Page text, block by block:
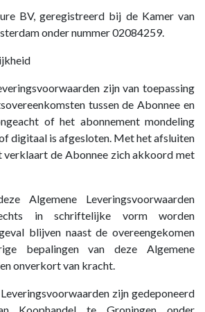
BV, geregistreerd bij de Kamer van
onder nummer 02084259.
zijn van toepassing
tussen de Abonnee en
of het abonnement mondeling
digitaal is afgesloten. Met het afsluiten
verklaart de Abonnee zich akkoord met
Algemene Leveringsvoorwaarden
in schriftelijke vorm worden
blijven naast de overeengekomen
bepalingen van deze Algemene
onverkort van kracht.
zijn gedeponeerd